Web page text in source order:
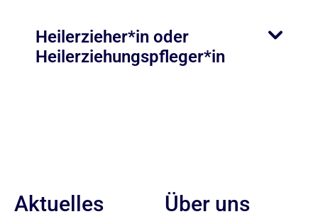
Heilerzieher*in oder
Heilerziehungspfleger*in
Aktuelles Über uns